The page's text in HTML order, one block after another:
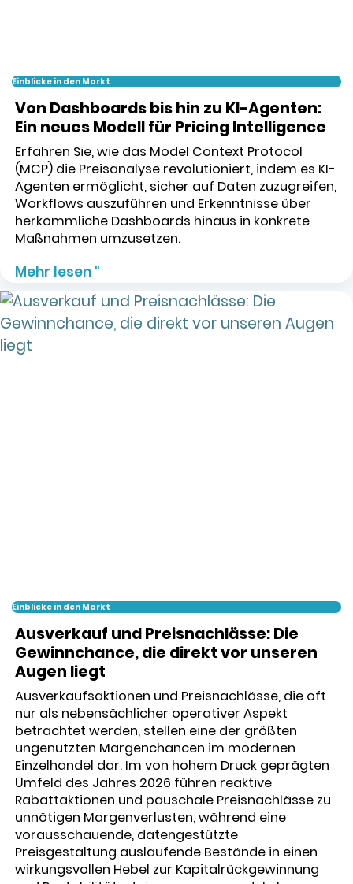
Einblicke in den Markt
Von Dashboards bis hin zu KI-Agenten:
Ein neues Modell für Pricing Intelligence
Erfahren Sie, wie das Model Context Protocol
(MCP) die Preisanalyse revolutioniert, indem es KI-
Agenten ermöglicht, sicher auf Daten zuzugreifen,
Workflows auszuführen und Erkenntnisse über
herkömmliche Dashboards hinaus in konkrete
Maßnahmen umzusetzen.
Mehr lesen "
Einblicke in den Markt
Ausverkauf und Preisnachlässe: Die
Gewinnchance, die direkt vor unseren
Augen liegt
Ausverkaufsaktionen und Preisnachlässe, die oft
nur als nebensächlicher operativer Aspekt
betrachtet werden, stellen eine der größten
ungenutzten Margenchancen im modernen
Einzelhandel dar. Im von hohem Druck geprägten
Umfeld des Jahres 2026 führen reaktive
Rabattaktionen und pauschale Preisnachlässe zu
unnötigen Margenverlusten, während eine
vorausschauende, datengestützte
Preisgestaltung auslaufende Bestände in einen
wirkungsvollen Hebel zur Kapitalrückgewinnung